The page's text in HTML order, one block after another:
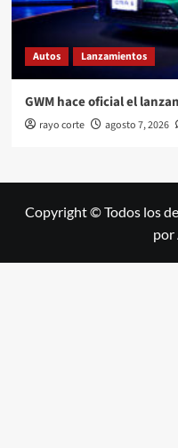
Autos Lanzamientos
GWM hace oficial el
rayo corte agosto 7, 2026
Copyright © Todos los
por